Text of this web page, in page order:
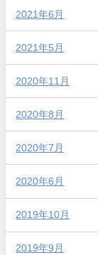
2021年6月
2021年5月
2020年11月
2020年8月
2020年7月
2020年6月
2019年10月
2019年9月